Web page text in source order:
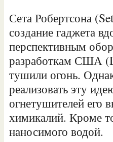
Сета Робертсона
создание гаджета
перспективным
разработкам США
тушили огонь.
реализовать эту
огнетушителей его
химикалий. Кроме
наносимого водой.